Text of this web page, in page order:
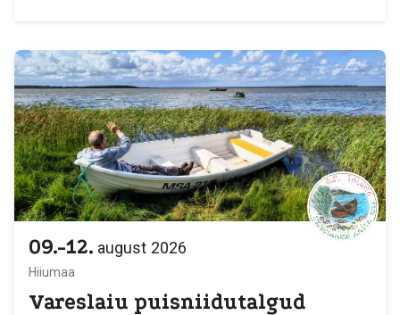
2026
09.-12. august
Hiiumaa
Vareslaiu puisniidutalgud